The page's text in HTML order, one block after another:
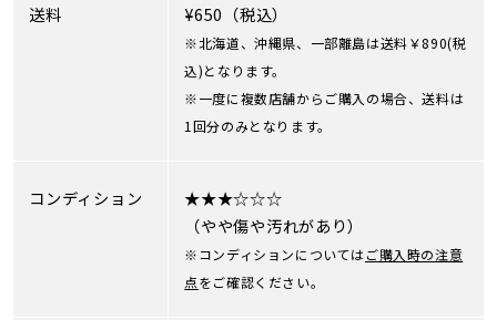
送料 ¥650（税込）
※北海道、沖縄県、一部離島は送料￥890(税
込)となります。
※一度に複数店舗からご購入の場合、送料は
1回分のみとなります。
コンディション
★★★☆☆☆
（やや傷や汚れがあり）
※コンディションについてはご購入時の注意
点をご確認ください。